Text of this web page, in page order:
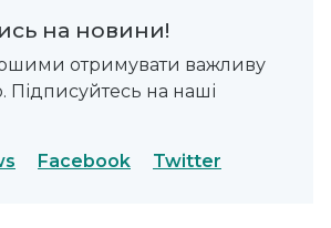
на новини!
отримувати важливу
Підписуйтесь на наші
Facebook Twitter